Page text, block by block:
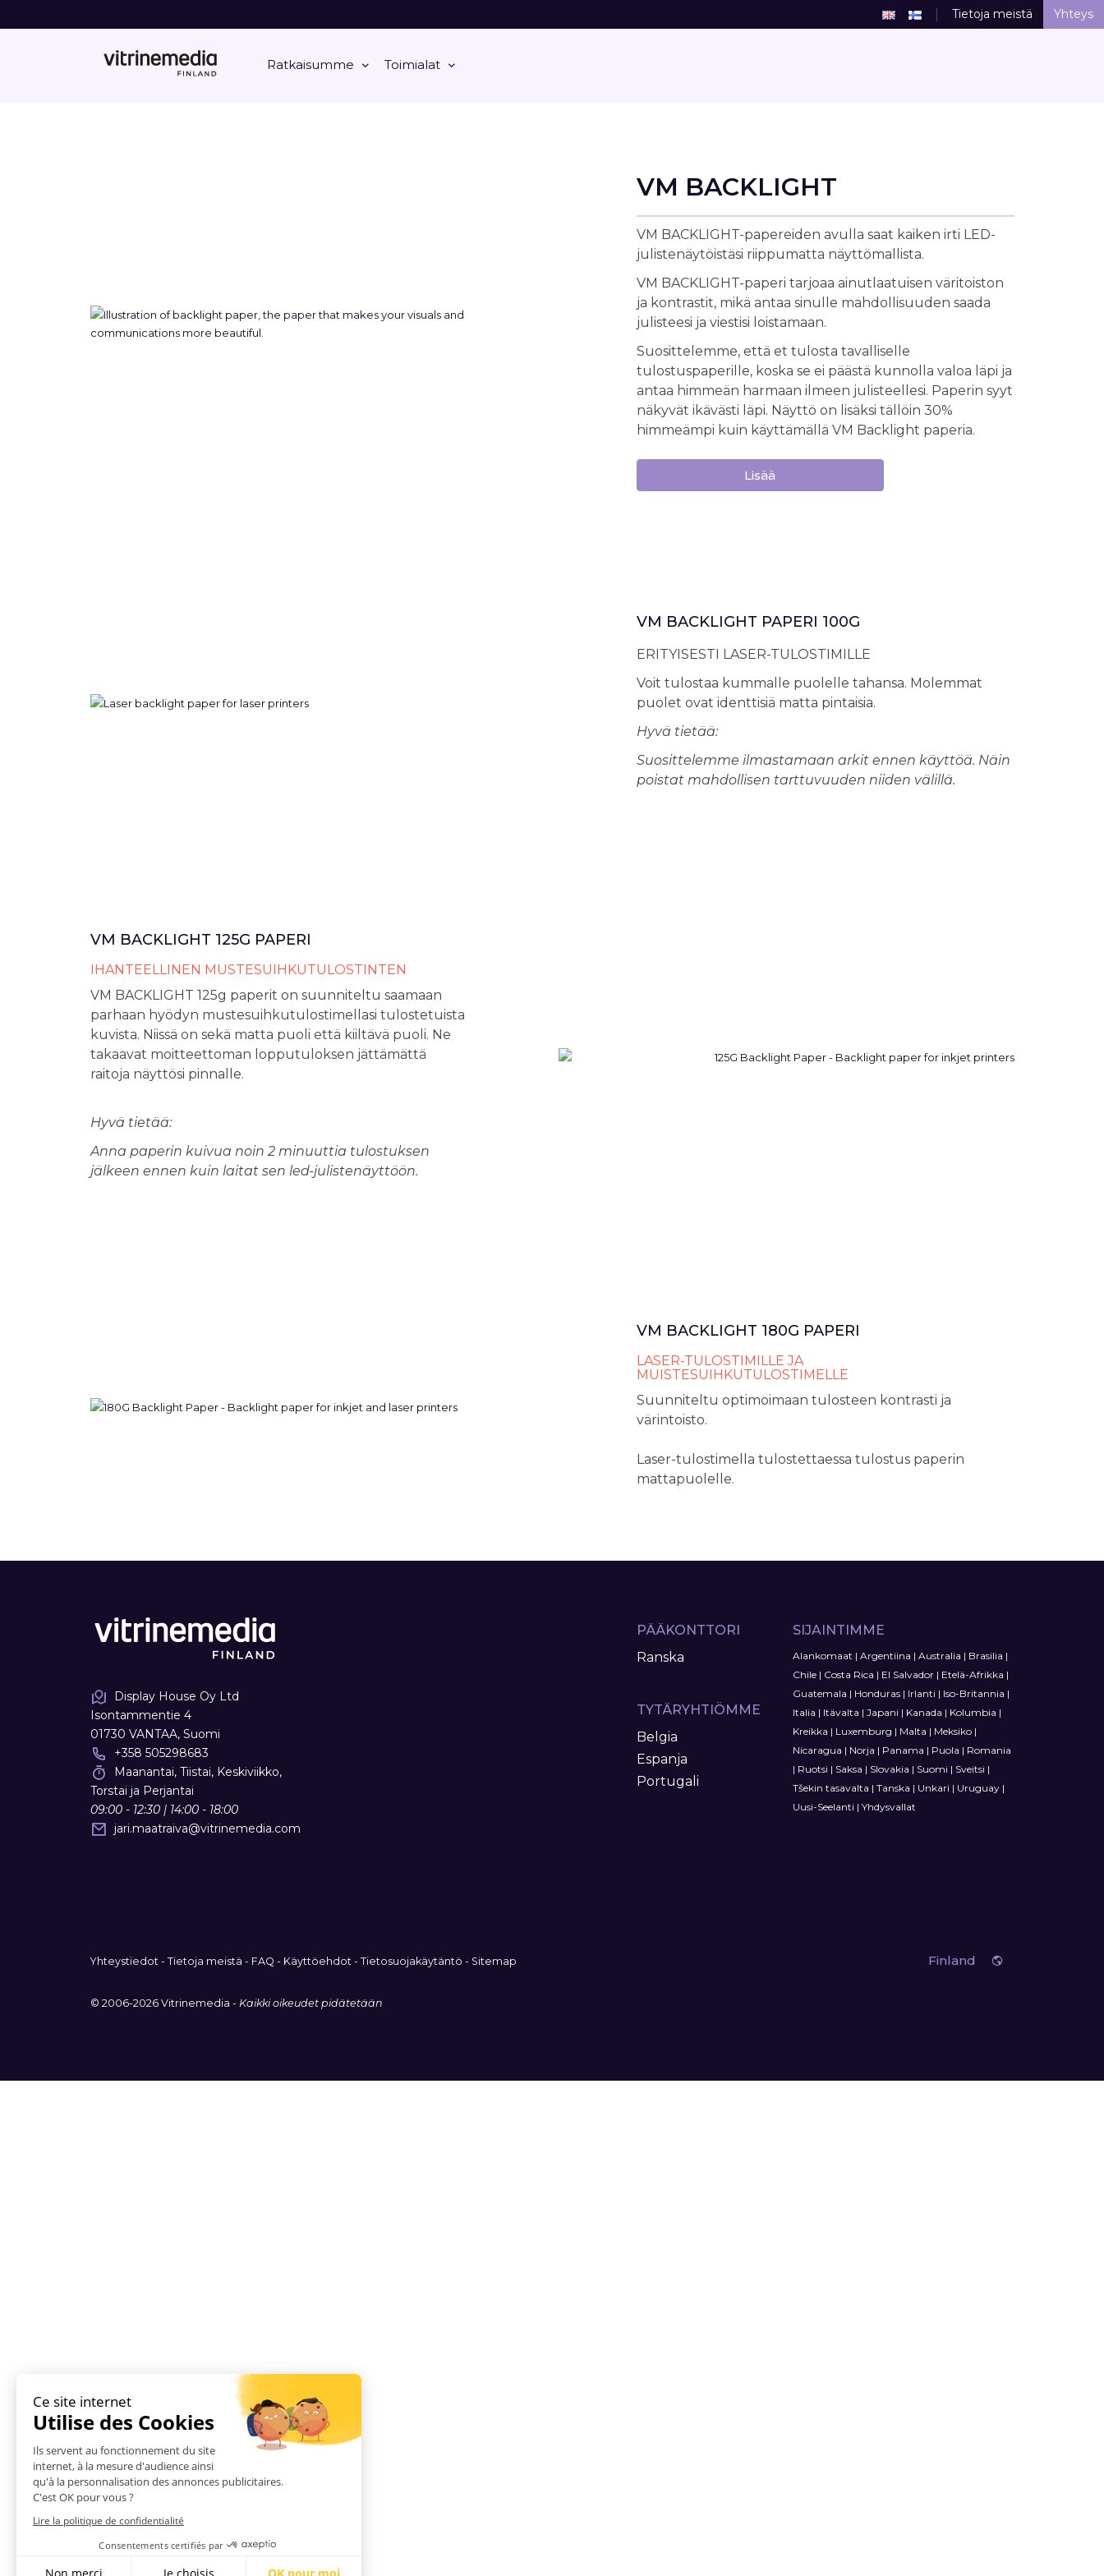
Ratkaisumme Toimialat
Tietoja meistä Yhteys
VM BACKLIGHT
VM BACKLIGHT-papereiden avulla saat kaiken irti LED-
julistenäytöistäsi riippumatta näyttömallista.
VM BACKLIGHT-paperi tarjoaa ainutlaatuisen väritoiston
ja kontrastit, mikä antaa sinulle mahdollisuuden saada
julisteesi ja viestisi loistamaan.
Suosittelemme, että et tulosta tavalliselle
tulostuspaperille, koska se ei päästä kunnolla valoa läpi ja
antaa himmeän harmaan ilmeen julisteellesi. Paperin syyt
näkyvät ikävästi läpi. Näyttö on lisäksi tällöin 30%
himmeämpi kuin käyttämällä VM Backlight paperia.
Lisää
VM BACKLIGHT PAPERI 100G
ERITYISESTI LASER-TULOSTIMILLE
Voit tulostaa kummalle puolelle tahansa. Molemmat
puolet ovat identtisiä matta pintaisia.
Hyvä tietää:
Suosittelemme ilmastamaan arkit ennen käyttöä. Näin
poistat mahdollisen tarttuvuuden niiden välillä.
VM BACKLIGHT 125G PAPERI
IHANTEELLINEN MUSTESUIHKUTULOSTINTEN
VM BACKLIGHT 125g paperit on suunniteltu saamaan
parhaan hyödyn mustesuihkutulostimellasi tulostetuista
kuvista. Niissä on sekä matta puoli että kiiltävä puoli. Ne
takaavat moitteettoman lopputuloksen jättämättä
raitoja näyttösi pinnalle.
Hyvä tietää:
Anna paperin kuivua noin 2 minuuttia tulostuksen
jälkeen ennen kuin laitat sen led-julistenäyttöön.
VM BACKLIGHT 180G PAPERI
LASER-TULOSTIMILLE JA
MUISTESUIHKUTULOSTIMELLE
Suunniteltu optimoimaan tulosteen kontrasti ja
värintoisto.
Laser-tulostimella tulostettaessa tulostus paperin
mattapuolelle.
Display House Oy Ltd
Isontammentie 4
01730 VANTAA, Suomi
+358 505298683
Maanantai, Tiistai, Keskiviikko,
Torstai ja Perjantai
09:00 - 12:30 | 14:00 - 18:00
jari.maatraiva@vitrinemedia.com
PÄÄKONTTORI
Ranska
TYTÄRYHTIÖMME
Belgia
Espanja
Portugali
SIJAINTIMME
Alankomaat | Argentiina | Australia | Brasilia |
Chile| Costa Rica | El Salvador| Etelä-Afrikka |
Guatemala | Honduras| Irlanti | Iso-Britannia |
Italia | Itävalta | Japani | Kanada | Kolumbia |
Kreikka | Luxemburg | Malta | Meksiko|
Nicaragua | Norja | Panama | Puola | Romania
| Ruotsi | Saksa | Slovakia | Suomi | Sveitsi |
Tšekin tasavalta | Tanska | Unkari | Uruguay|
Uusi-Seelanti | Yhdysvallat
Yhteystiedot- Tietoja meistä - FAQ - Käyttöehdot- Tietosuojakäytäntö - Sitemap Finland
© 2006-2026 Vitrinemedia - Kaikki oikeudet pidätetään